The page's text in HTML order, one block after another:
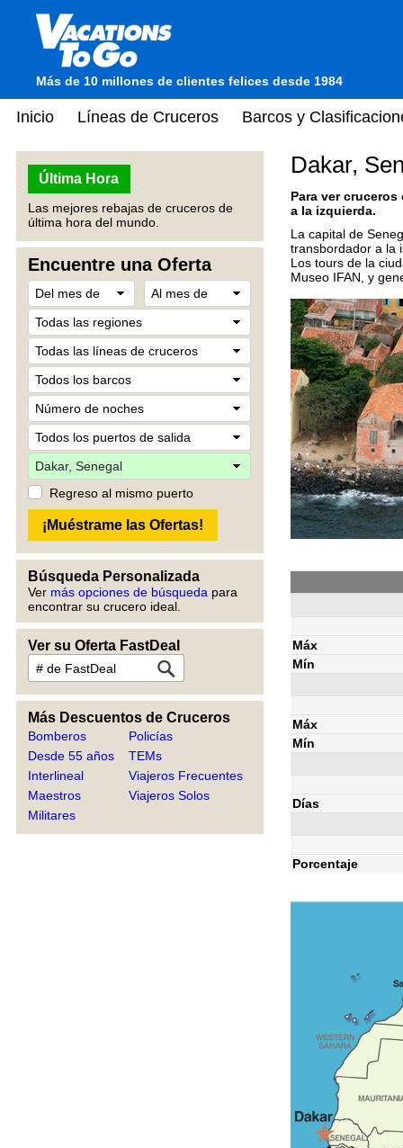
Más de 10 millones de clientes felices desde 1984
Inicio Líneas de Cruceros Barcos y
Última Hora
Las mejores rebajas de cruceros de
última hora del mundo.
Encuentre una Oferta
Regreso al mismo puerto
Búsqueda Personalizada
Ver más opciones de búsqueda para
encontrar su crucero ideal.
Ver su Oferta FastDeal
Más Descuentos de Cruceros
Bomberos
Desde 55 años
Interlineal
Maestros
Militares
Policías
TEMs
Viajeros Frecuentes
Viajeros Solos
Dakar,
Para ver
a la izquierda.
La capital de
transbordador a la
Los tours de la
Museo IFAN, y
Máx
Mín
Máx
Mín
Días
Porcentaje